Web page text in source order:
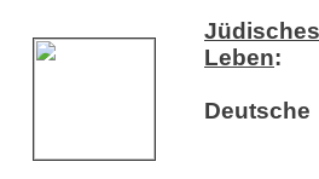
Jüdisches
Leben:
Deutsche